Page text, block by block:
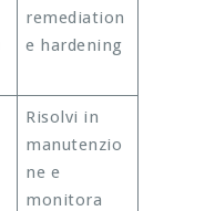
remediation
e hardening
Risolvi in
manutenzio
ne e
monitora